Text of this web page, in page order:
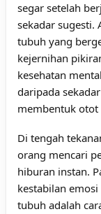
segar setelah
sekadar sugesti.
tubuh yang
kejernihan
kesehatan
daripada
membentuk otot
Di tengah
orang mencari
hiburan instan.
kestabilan
tubuh adalah